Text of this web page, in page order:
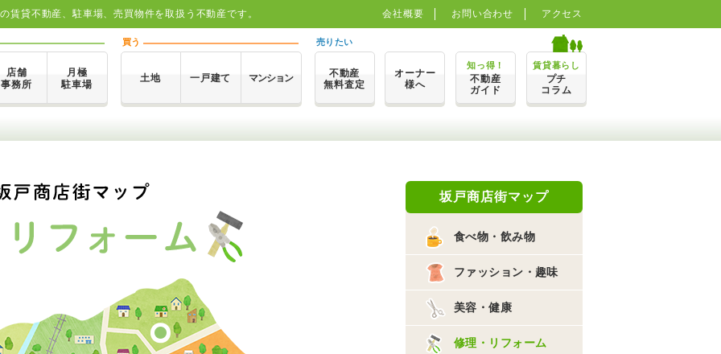
賃貸不動産、駐車場、売買物件を取扱う不動産です。 会社概要 お問い合わせ アクセス
坂戸商店街マップ
食べ物・飲み物
ファッション・趣味
美容・健康
修理・リフォーム
店舗
事務所
月極
駐車場
買う
土地 一戸建て マンション
売りたい
不動産
無料査定
オーナー
様へ
知っ得！
不動産
ガイド
賃貸暮らし
プチ
コラム